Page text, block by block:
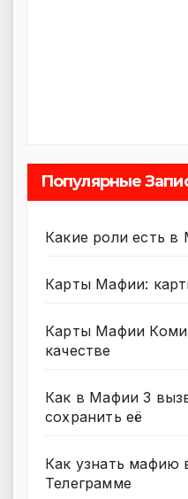
Популярные
Какие роли есть в
Карты Мафии:
Карты Мафии
качестве
Как в Мафии 3
сохранить её
Как узнать мафию
Телеграмме